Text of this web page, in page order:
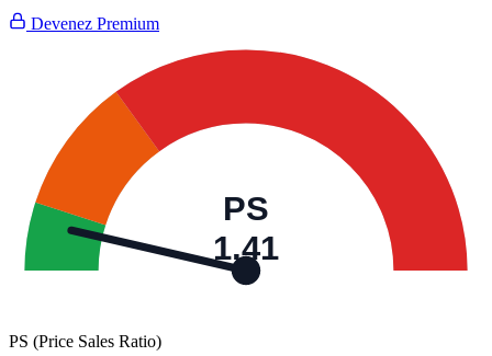
Devenez Premium
PS
1,41
PS (Price Sales Ratio)